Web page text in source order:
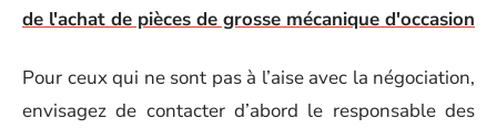
de l'achat de pièces de grosse mécanique d'occasion
Pour ceux qui ne sont pas à l’aise avec la négociation,
envisagez de contacter d’abord le responsable des